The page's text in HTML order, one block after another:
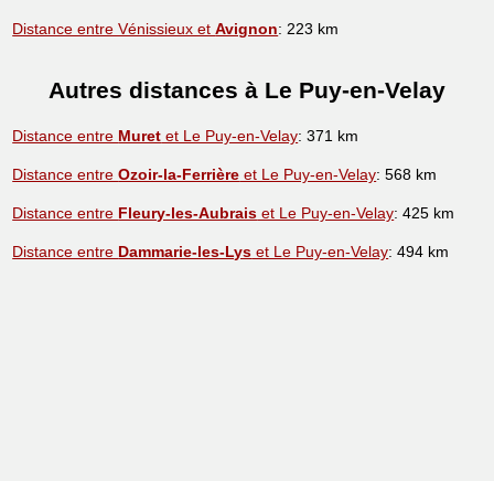
Distance entre Vénissieux etAvignon: 223 km
Autres distances à Le Puy-en-Velay
Distance entre Muret et Le Puy-en-Velay: 371 km
Distance entreOzoir-la-Ferrière et Le Puy-en-Velay: 568 km
Distance entre Fleury-les-Aubrais et Le Puy-en-Velay: 425 km
Distance entre Dammarie-les-Lys et Le Puy-en-Velay: 494 km